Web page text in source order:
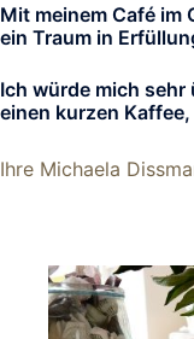
Mit meinem Café im
ein Traum in
Ich würde mich sehr
einen kurzen
Ihre Michaela